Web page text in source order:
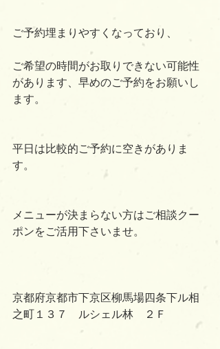
ご予約埋まりやすくなっており、
ご希望の時間がお取りできない可能性
があります、早めのご予約をお願いし
ます。
平日は比較的ご予約に空きがありま
す。
メニューが決まらない方はご相談クー
ポンをご活用下さいませ。
京都府京都市下京区柳馬場四条下ル相
之町１３７　ルシェル林　２Ｆ